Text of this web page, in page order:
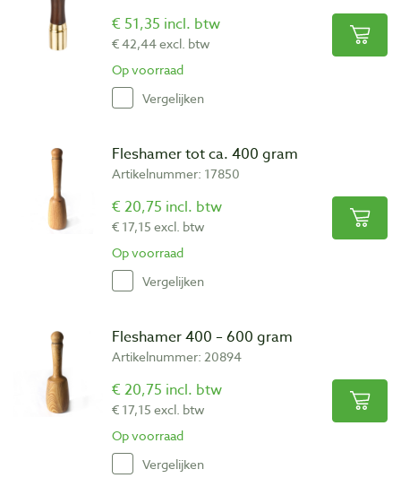
€ 51,35 incl. btw
€ 42,44 excl. btw
Op voorraad
Vergelijken
Fleshamer tot ca. 400 gram
Artikelnummer: 17850
€ 20,75 incl. btw
€ 17,15 excl. btw
Op voorraad
Vergelijken
Fleshamer 400 – 600 gram
Artikelnummer: 20894
€ 20,75 incl. btw
€ 17,15 excl. btw
Op voorraad
Vergelijken